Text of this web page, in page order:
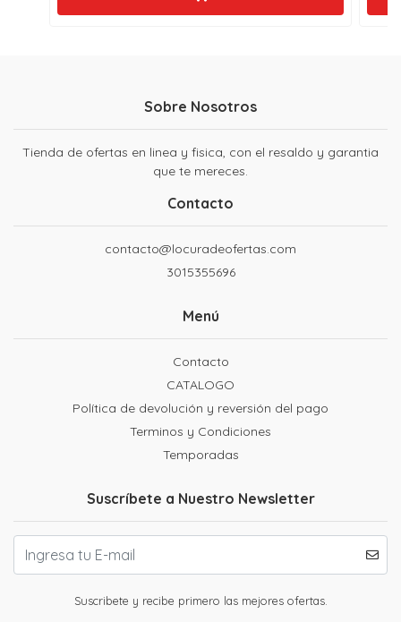
Sobre Nosotros
Tienda de ofertas en linea y fisica, con el resaldo y garantia
que te mereces.
Contacto
contacto@locuradeofertas.com
3015355696
Menú
Contacto
CATALOGO
Política de devolución y reversión del pago
Terminos y Condiciones
Temporadas
Suscríbete a Nuestro Newsletter
Suscribete y recibe primero las mejores ofertas.